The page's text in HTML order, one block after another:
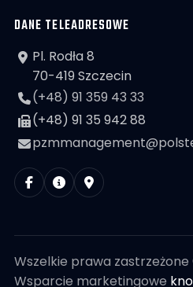
DANE TELEADRESOWE
Pl. Rodła 8
70-419 Szczecin
(+48) 91 359 43 33
(+48) 91 35 942 88
Wszelkie prawa zastrzeżone
Wsparcie marketingowe